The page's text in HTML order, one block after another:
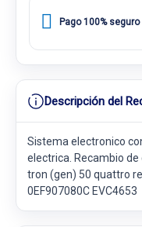
Pago 100% seguro
Descripción del
Sistema electronico
electrica. Recambio
tron (gen) 50 quattro
0EF907080C EVC4653